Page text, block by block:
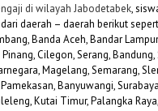
di wilayah Jabodetabek,
daerah – daerah berikut
Banda Aceh, Bandar
Cilegon, Serang, Bandung,
Magelang, Semarang,
Banyuwangi,
Kutai Timur, Palangka